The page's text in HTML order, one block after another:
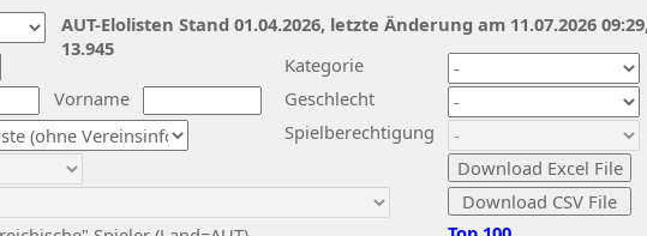
Vorname
Kategorie
Geschlecht
Spielberechtigung
AUT-Elolisten Stand 01.04.2026, letzte Änderung am 11.07.2026
13.945